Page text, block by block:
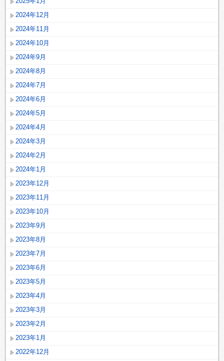
2024年12月
2024年11月
2024年10月
2024年9月
2024年8月
2024年7月
2024年6月
2024年5月
2024年4月
2024年3月
2024年2月
2024年1月
2023年12月
2023年11月
2023年10月
2023年9月
2023年8月
2023年7月
2023年6月
2023年5月
2023年4月
2023年3月
2023年2月
2023年1月
2022年12月